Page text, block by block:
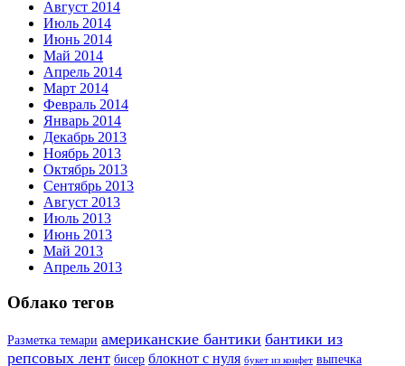
Август 2014
Июль 2014
Июнь 2014
Май 2014
Апрель 2014
Март 2014
Февраль 2014
Январь 2014
Декабрь 2013
Ноябрь 2013
Октябрь 2013
Сентябрь 2013
Август 2013
Июль 2013
Июнь 2013
Май 2013
Апрель 2013
Облако тегов
Разметка темари американские бантики бантики из
репсовых лент бисер блокнот с нуля букет из конфет выпечка